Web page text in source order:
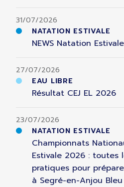
31/07/2026
NATATION ESTIVALE
NEWS Natation
27/07/2026
EAU LIBRE
Résultat CEJ EL 2026
23/07/2026
NATATION ESTIVALE
Championnats
Estivale 2026 : toutes
pratiques pour
à Segré-en-Anjou